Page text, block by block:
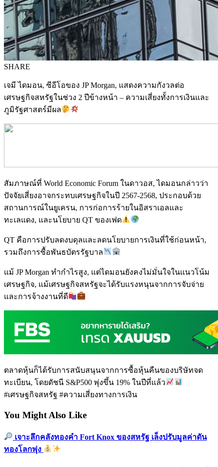
SHARE
เจมี ไดมอน, ซีอีโอของ JP Morgan, แสดงความกังวลต่อ
เศรษฐกิจสหรัฐในช่วง 2 ปีข้างหน้า – ความเสี่ยงทั้งการเงินและ
ภูมิรัฐศาสตร์มีผล
สัมภาษณ์ที่ World Economic Forum ในดาวอส, ไดมอนกล่าวว่า
ปัจจัยเสี่ยงอาจกระทบเศรษฐกิจในปี 2567-2568, ประกอบด้วย
สถานการณ์ในยูเครน, การก่อการร้ายในอิสราเอลและ
ทะเลแดง, และนโยบาย QT ของเฟด
QT คือการปรับลดงบดุลและลดนโยบายการเงินที่ใช้ก่อนหน้า,
รวมถึงการซื้อพันธบัตรรัฐบาล
แม้ JP Morgan ทำกำไรสูง, แต่ไดมอนยังคงไม่มั่นใจในแนวโน้ม
เศรษฐกิจ, แม้เศรษฐกิจสหรัฐจะได้รับแรงหนุนจากการจับจ่าย
และการจ้างงานที่ดี
ตลาดหุ้นก็ได้รับการสนับสนุนจากการซื้อหุ้นคืนของบริษัทจด
ทะเบียน, โดยดัชนี S&P500 พุ่งขึ้น 19% ในปีที่แล้ว
#เศรษฐกิจสหรัฐ #ความเสี่ยงทางการเงิน
You Might Also Like
เจาะลึกคลังทองคำ Fort Knox ของสหรัฐ เล็งปรับมูลค่าดัน
ทองโลกพุ่ง